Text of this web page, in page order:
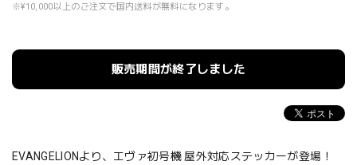
※¥10,000以上のご注文で国内送料が無料になります。
販売期間が終了しました
EVANGELIONより、エヴァ初号機 屋外対応ステッカーが登場！